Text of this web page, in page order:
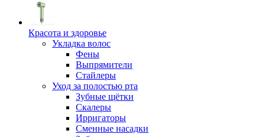
Красота и здоровье
Укладка волос
Фены
Выпрямители
Стайлеры
Уход за полостью рта
Зубные щётки
Скалеры
Ирригаторы
Сменные насадки